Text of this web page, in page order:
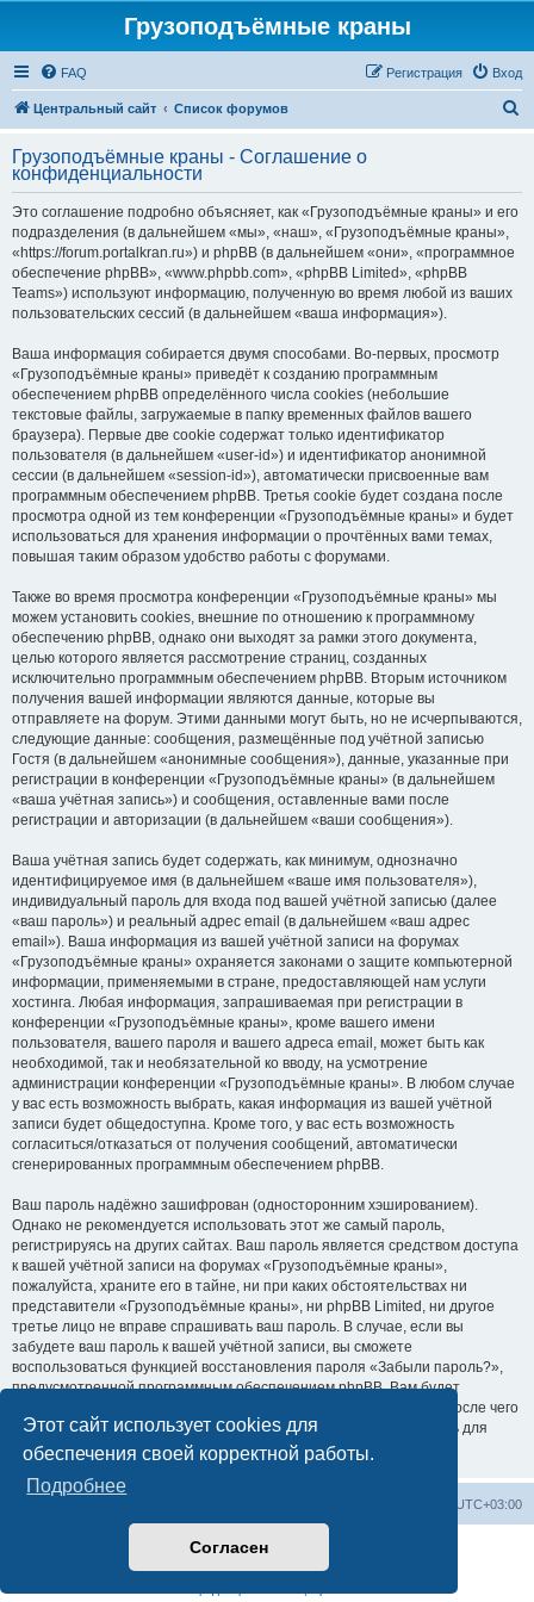
Этот сайт использует cookies для
обеспечения своей корректной работы.
Подробнее
Согласен
Грузоподъёмные краны
FAQ Вход
Регистрация
Центральный сайт Список форумов
с
Грузоподъёмные краны - Соглашение о
конфиденциальности
Это соглашение подробно объясняет, как «Грузоподъёмные краны» и его
подразделения (в дальнейшем «мы», «наш», «Грузоподъёмные краны»,
«https://forum.portalkran.ru») и phpBB (в дальнейшем «они», «программное
обеспечение phpBB», «www.phpbb.com», «phpBB Limited», «phpBB
Teams») используют информацию, полученную во время любой из ваших
пользовательских сессий (в дальнейшем «ваша информация»).
Ваша информация собирается двумя способами. Во-первых, просмотр
«Грузоподъёмные краны» приведёт к созданию программным
обеспечением phpBB определённого числа cookies (небольшие
текстовые файлы, загружаемые в папку временных файлов вашего
браузера). Первые две cookie содержат только идентификатор
пользователя (в дальнейшем «user-id») и идентификатор анонимной
сессии (в дальнейшем «session-id»), автоматически присвоенные вам
программным обеспечением phpBB. Третья cookie будет создана после
просмотра одной из тем конференции «Грузоподъёмные краны» и будет
использоваться для хранения информации о прочтённых вами темах,
повышая таким образом удобство работы с форумами.
Также во время просмотра конференции «Грузоподъёмные краны» мы
можем установить cookies, внешние по отношению к программному
обеспечению phpBB, однако они выходят за рамки этого документа,
целью которого является рассмотрение страниц, созданных
исключительно программным обеспечением phpBB. Вторым источником
получения вашей информации являются данные, которые вы
отправляете на форум. Этими данными могут быть, но не исчерпываются,
следующие данные: сообщения, размещённые под учётной записью
Гостя (в дальнейшем «анонимные сообщения»), данные, указанные при
регистрации в конференции «Грузоподъёмные краны» (в дальнейшем
«ваша учётная запись») и сообщения, оставленные вами после
регистрации и авторизации (в дальнейшем «ваши сообщения»).
Ваша учётная запись будет содержать, как минимум, однозначно
идентифицируемое имя (в дальнейшем «ваше имя пользователя»),
индивидуальный пароль для входа под вашей учётной записью (далее
«ваш пароль») и реальный адрес email (в дальнейшем «ваш адрес
email»). Ваша информация из вашей учётной записи на форумах
«Грузоподъёмные краны» охраняется законами о защите компьютерной
информации, применяемыми в стране, предоставляющей нам услуги
хостинга. Любая информация, запрашиваемая при регистрации в
конференции «Грузоподъёмные краны», кроме вашего имени
пользователя, вашего пароля и вашего адреса email, может быть как
необходимой, так и необязательной ко вводу, на усмотрение
администрации конференции «Грузоподъёмные краны». В любом случае
у вас есть возможность выбрать, какая информация из вашей учётной
записи будет общедоступна. Кроме того, у вас есть возможность
согласиться/отказаться от получения сообщений, автоматически
сгенерированных программным обеспечением phpBB.
Ваш пароль надёжно зашифрован (односторонним хэшированием).
Однако не рекомендуется использовать этот же самый пароль,
регистрируясь на других сайтах. Ваш пароль является средством доступа
к вашей учётной записи на форумах «Грузоподъёмные краны»,
пожалуйста, храните его в тайне, ни при каких обстоятельствах ни
представители «Грузоподъёмные краны», ни phpBB Limited, ни другое
третье лицо не вправе спрашивать ваш пароль. В случае, если вы
забудете ваш пароль к вашей учётной записи, вы сможете
воспользоваться функцией восстановления пароля «Забыли пароль?»,
предусмотренной программным обеспечением phpBB. Вам будет
необходимо ввести ваше имя пользователя и ваш адрес email, после чего
программное обеспечение phpBB сгенерирует вам новый пароль для
вашей учётной записи.
UTC+03:00
Создано на основеphpBB® Forum Software © phpBB Limited
Русская поддержка phpBB